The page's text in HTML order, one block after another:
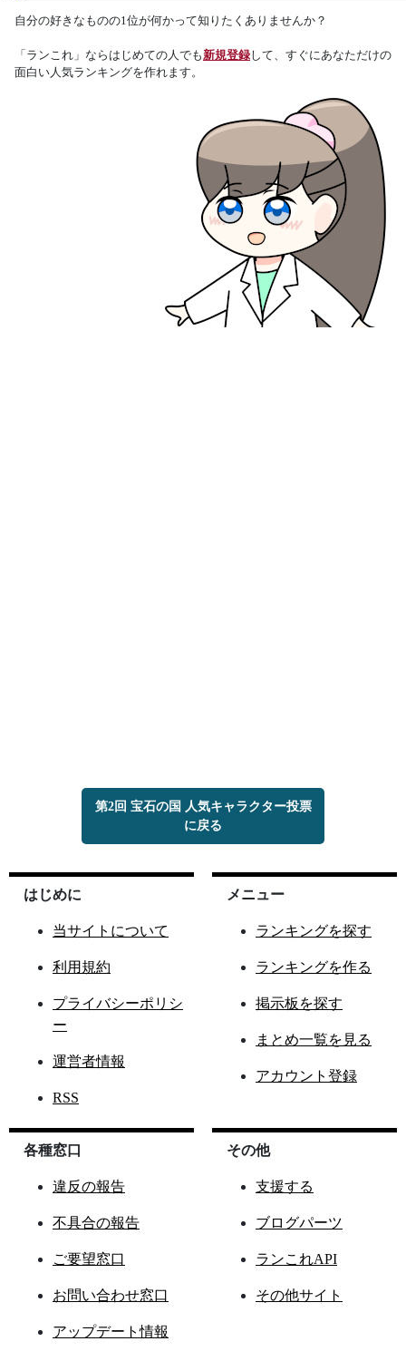
自分の好きなものの1位が何かって知りたくありませんか？
「ランこれ」ならはじめての人でも新規登録して、すぐにあなただけの
面白い人気ランキングを作れます。
第2回 宝石の国 人気キャラクター投票
に戻る
はじめに
当サイトについて
利用規約
プライバシーポリシ
ー
運営者情報
RSS
メニュー
ランキングを探す
ランキングを作る
掲示板を探す
まとめ一覧を見る
アカウント登録
各種窓口
違反の報告
不具合の報告
ご要望窓口
お問い合わせ窓口
アップデート情報
その他
支援する
ブログパーツ
ランこれAPI
その他サイト